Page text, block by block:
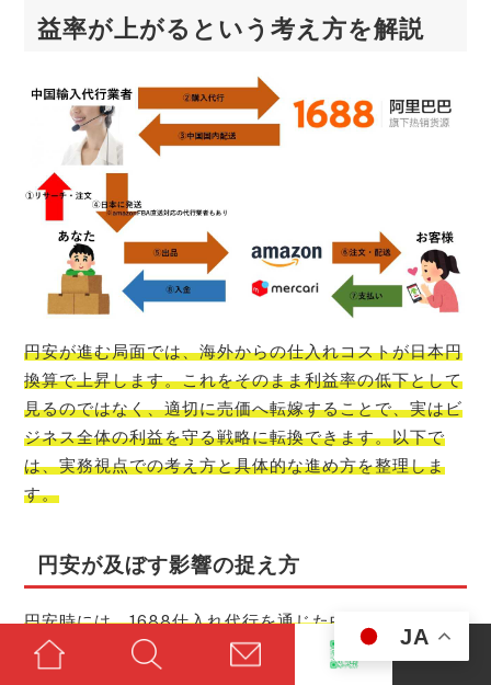
益率が上がるという考え方を解説
円安が進む局面では、海外からの仕入れコストが日本円
換算で上昇します。これをそのまま利益率の低下として
見るのではなく、適切に売価へ転嫁することで、実はビ
ジネス全体の利益を守る戦略に転換できます。以下で
は、実務視点での考え方と具体的な進め方を整理しま
す。
円安が及ぼす影響の捉え方
円安時には、1688仕入れ代行を通じた中国の仕入れ価
格を日本円換算で押し上げます。単純にコストが上がる
JA